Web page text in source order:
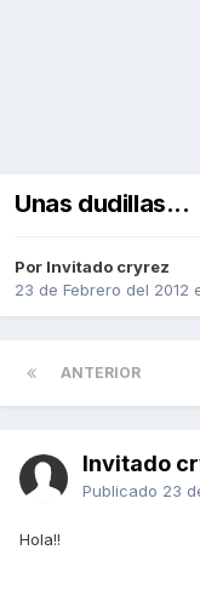
Unas dudillas...
Por Invitado cryrez
23 de Febrero del 2012
ANTERIOR
Invitado
Publicado 23
Hola!!